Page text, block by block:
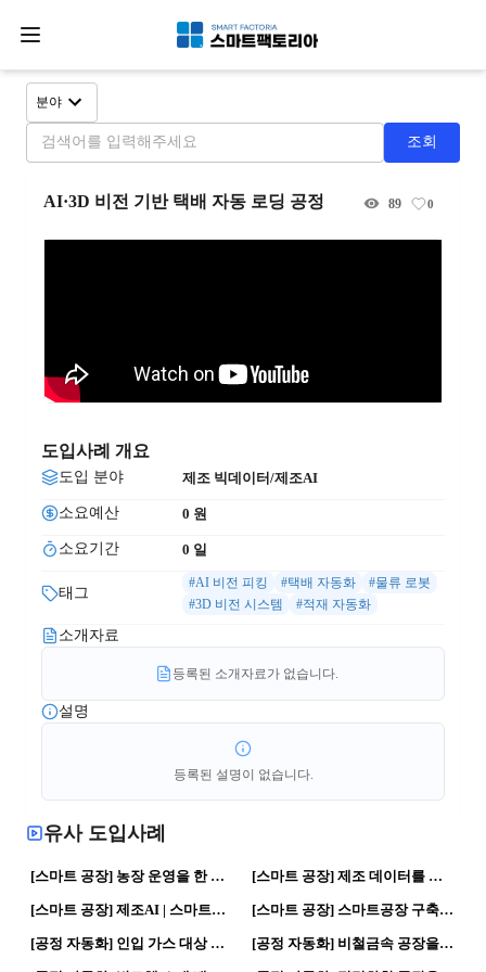
분야
조회
AI·3D 비전 기반 택배 자동 로딩 공정 89 0
도입사례 개요
도입 분야 제조 빅데이터/제조AI
소요예산 0 원
소요기간 0 일
태그
#AI 비전 피킹 #택배 자동화
#물류 로봇
#3D 비전 시스템
#적재 자동화
소개자료
등록된 소개자료가 없습니다.
설명
등록된 설명이 없습니다.
유사 도입사례
37 0
[스마트 공장] 농장 운영을 한 번에 관리하는 스마트팜 플랫폼 | 디지털 전환 · 스마트공장 [스마트 공장] 제조 데이터를 통합 관리하는 AI 데이터 플랫폼 | 디지털 전환 · 스마트공장
52 0
[스마트 공장] 제조AI | 스마트공장 · AX지원사업
35 0
[스마트 공장] 스마트공장 구축사례 | 스마트공장 · 디지털 전환
61 0
[공정 자동화] 인입 가스 대상 철강사 제공 흡착제 성능 해석 | 디지털 전환 · 지능화 공정 | 디지털 전환 · 자동화 공정
41 0
[공정 자동화] 비철금속 공장을 위한 디지털라이제이션 전략 컨설팅 | 디지털 전환 · 지능화 공정 | 디지털 전환 · 자동화 공정
57 0 36 0